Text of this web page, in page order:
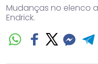
Mudanças no elenco
Endrick.